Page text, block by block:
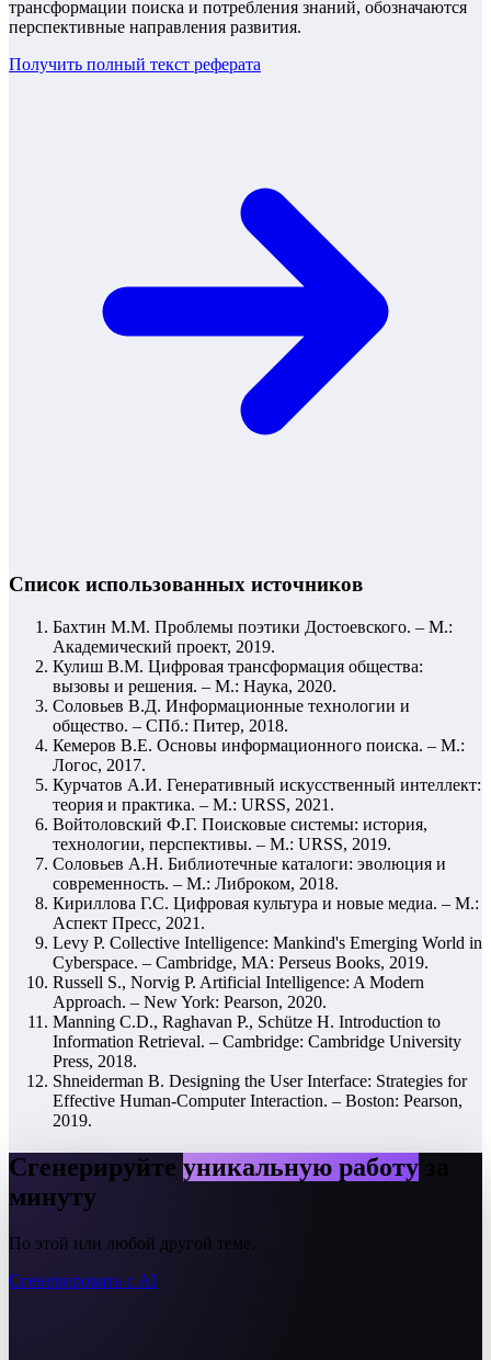
трансформации поиска и потребления знаний, обозначаются
перспективные направления развития.
Получить полный текст реферата
Список использованных источников
Бахтин М.М. Проблемы поэтики Достоевского. – М.:
Академический проект, 2019.
Кулиш В.М. Цифровая трансформация общества:
вызовы и решения. – М.: Наука, 2020.
Соловьев В.Д. Информационные технологии и
общество. – СПб.: Питер, 2018.
Кемеров В.Е. Основы информационного поиска. – М.:
Логос, 2017.
Курчатов А.И. Генеративный искусственный интеллект:
теория и практика. – М.: URSS, 2021.
Войтоловский Ф.Г. Поисковые системы: история,
технологии, перспективы. – М.: URSS, 2019.
Соловьев А.Н. Библиотечные каталоги: эволюция и
современность. – М.: Либроком, 2018.
Кириллова Г.С. Цифровая культура и новые медиа. – М.:
Аспект Пресс, 2021.
Levy P. Collective Intelligence: Mankind's Emerging World in
Cyberspace. – Cambridge, MA: Perseus Books, 2019.
Russell S., Norvig P. Artificial Intelligence: A Modern
Approach. – New York: Pearson, 2020.
Manning C.D., Raghavan P., Schütze H. Introduction to
Information Retrieval. – Cambridge: Cambridge University
Press, 2018.
Shneiderman B. Designing the User Interface: Strategies for
Effective Human-Computer Interaction. – Boston: Pearson,
2019.
Сгенерируйте уникальную работу
минуту
По этой или любой другой теме.
Сгенерировать с AI